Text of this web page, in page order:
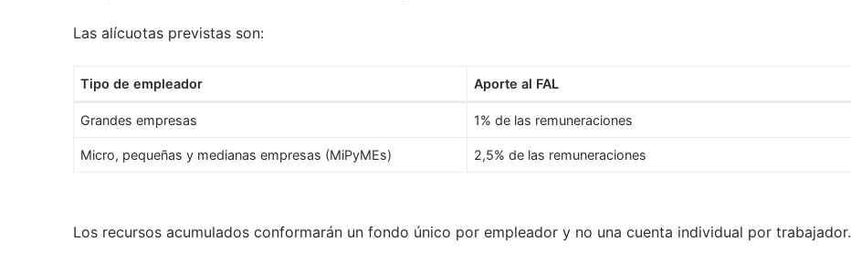
Las alícuotas previstas son:
Tipo de empleador Aporte al FAL
Grandes empresas 1% de las remuneraciones
Micro, pequeñas y medianas empresas (MiPyMEs) 2,5% de las remuneraciones
Los recursos acumulados conformarán un fondo único por empleador y no una cuenta individual por trabajador.